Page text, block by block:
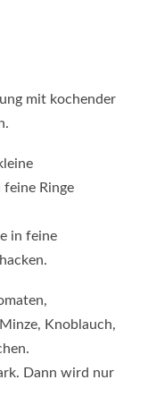
mit kochender
Ringe
in feine
Knoblauch,
Dann wird nur